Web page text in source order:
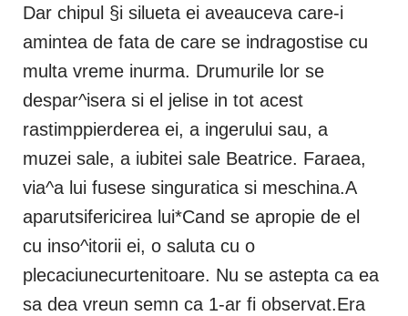
Dar chipul §i silueta ei aveauceva care-i
amintea de fata de care se indragostise cu
multa vreme inurma. Drumurile lor se
despar^isera si el jelise in tot acest
rastimppierderea ei, a ingerului sau, a
muzei sale, a iubitei sale Beatrice. Faraea,
via^a lui fusese singuratica si meschina.A
aparutsifericirea lui*Cand se apropie de el
cu inso^itorii ei, o saluta cu o
plecaciunecurtenitoare. Nu se astepta ca ea
sa dea vreun semn ca 1-ar fi observat.Era